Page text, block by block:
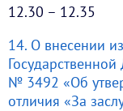
12.30 – 12.35
14. О внесении
№ 3492 «Об
отличия «За